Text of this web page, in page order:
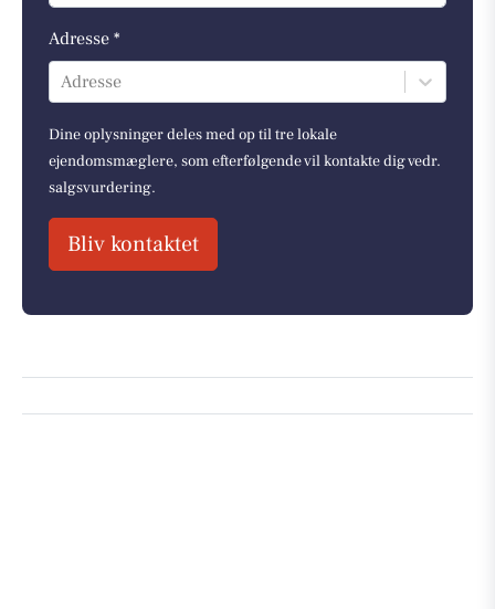
Adresse *
Adresse
Dine oplysninger deles med op til tre lokale
ejendomsmæglere, som efterfølgende vil kontakte dig vedr.
salgsvurdering.
Bliv kontaktet